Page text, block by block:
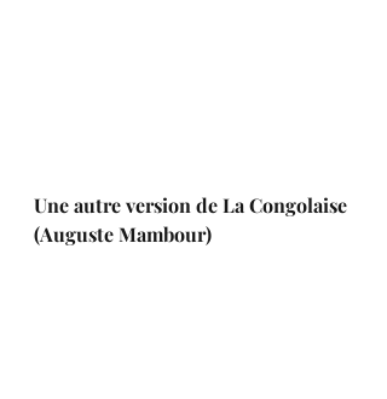
Une autre version de La Congolaise
(Auguste Mambour)